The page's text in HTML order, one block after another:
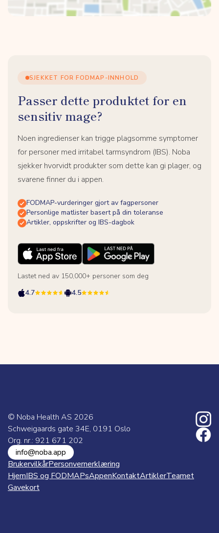
SJEKKET FOR FODMAP-INNHOLD
Passer dette produktet for en
sensitiv mage?
Noen ingredienser kan trigge plagsomme symptomer
for personer med irritabel tarmsyndrom (IBS). Noba
sjekker hvorvidt produkter som dette kan gi plager, og
svarene finner du i appen.
FODMAP-vurderinger gjort av fagpersoner
Personlige matlister basert på din toleranse
Artikler, oppskrifter og IBS-dagbok
Lastet ned av 150,000+ personer som deg
4.7
4.5
© Noba Health AS 2026
Schweigaards gate 34E, 0191 Oslo
Org. nr.: 921 671 202
info@noba.app
BrukervilkårPersonvernerklæring
HjemIBS og FODMAPsAppenKontaktArtiklerTeamet
Gavekort